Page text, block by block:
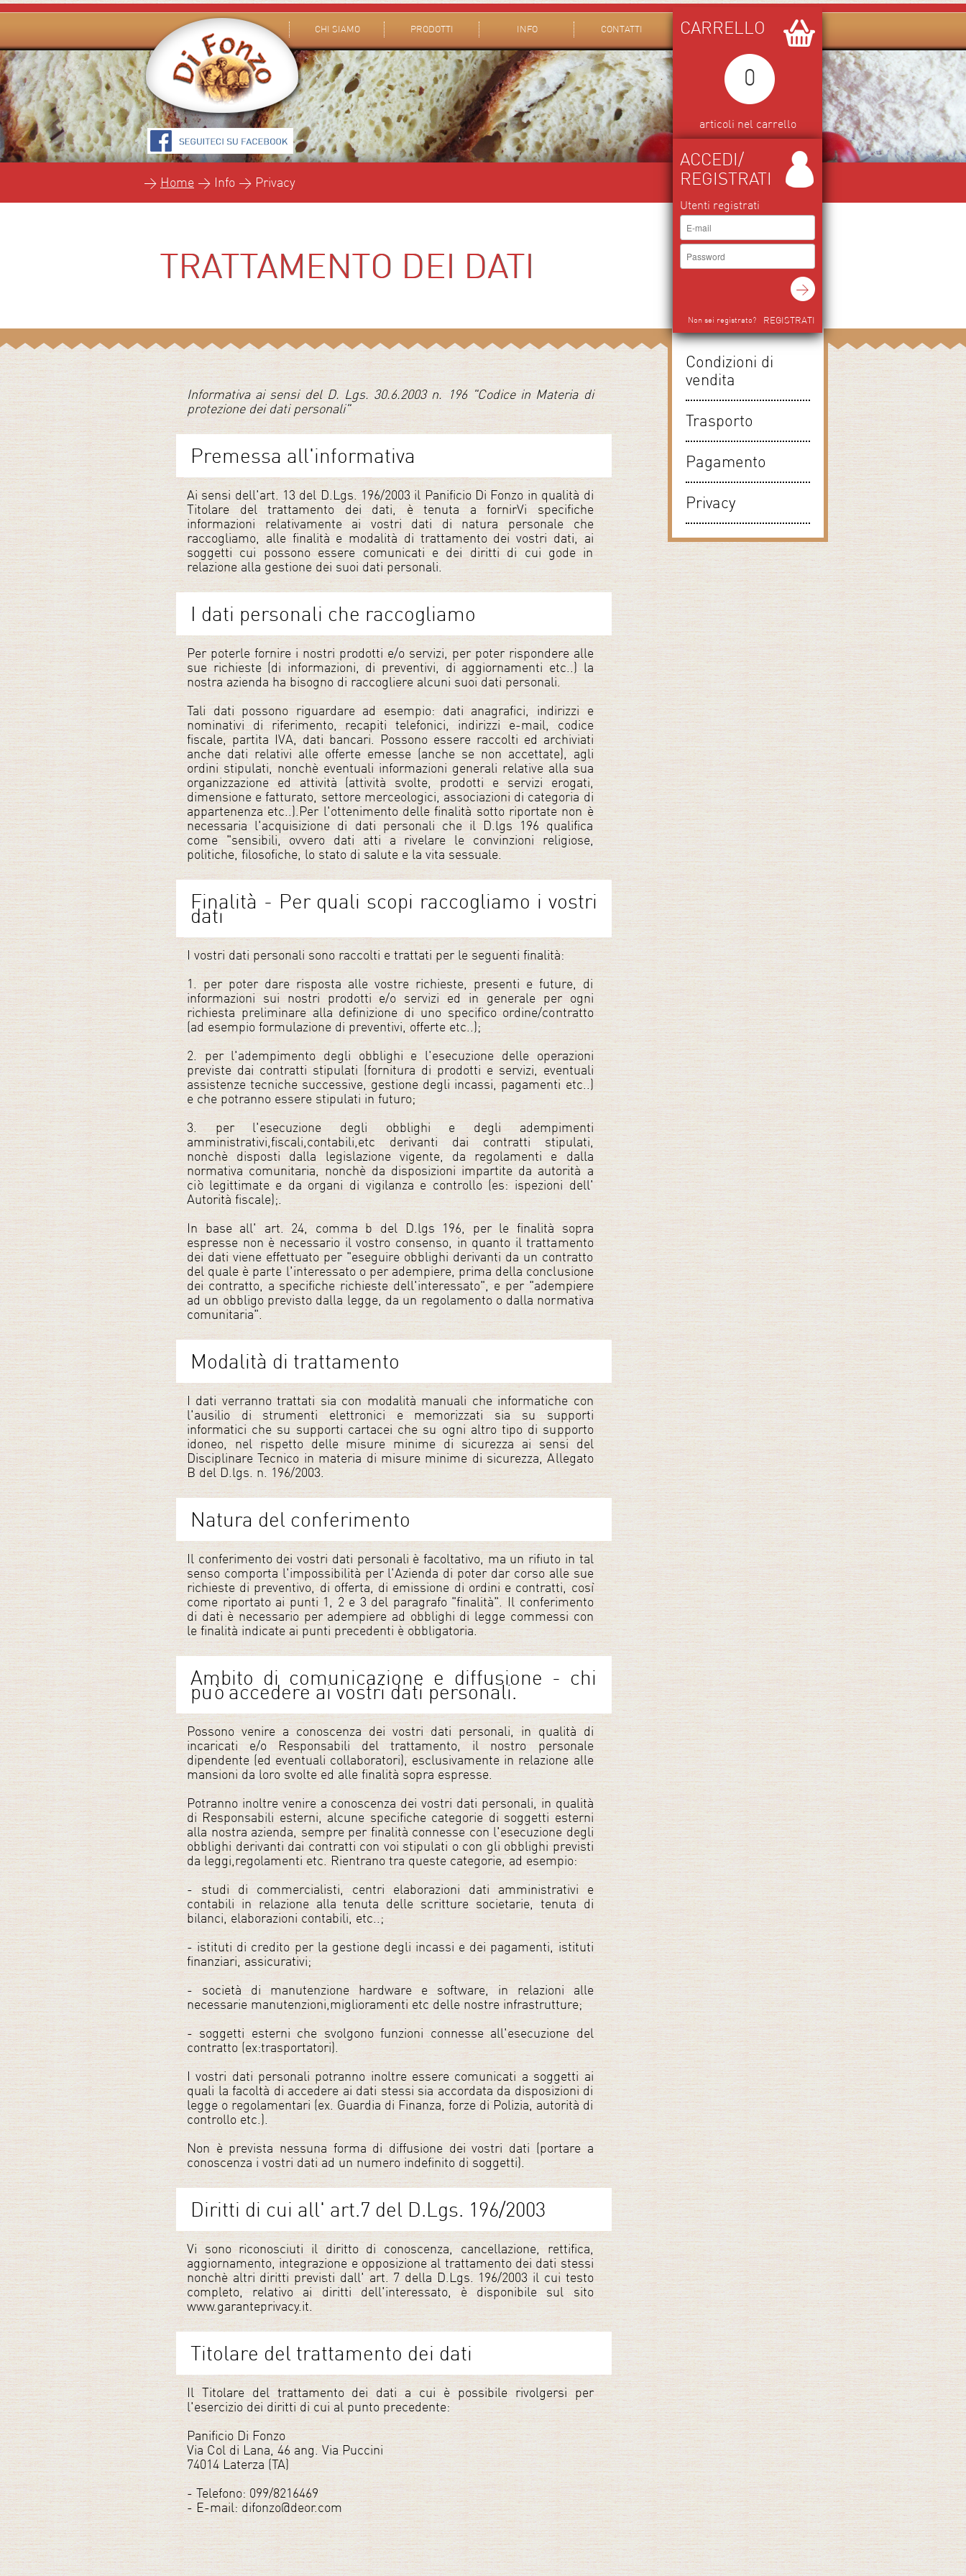
CHI SIAMO PRODOTTI INFO CONTATTI CARRELLO
0
articoli nel carrello
ACCEDI/
REGISTRATI
Utenti registrati
Non sei registrato? REGISTRATI
> Home > Info > Privacy
TRATTAMENTO DEI DATI
Informativa ai sensi del D. Lgs. 30.6.2003 n. 196 "Codice in Materia di
protezione dei dati personali"
Premessa all'informativa
Ai sensi dell'art. 13 del D.Lgs. 196/2003 il Panificio Di Fonzo in qualità di
Titolare del trattamento dei dati, è tenuta a fornirVi specifiche
informazioni relativamente ai vostri dati di natura personale che
raccogliamo, alle finalità e modalità di trattamento dei vostri dati, ai
soggetti cui possono essere comunicati e dei diritti di cui gode in
relazione alla gestione dei suoi dati personali.
I dati personali che raccogliamo
Per poterle fornire i nostri prodotti e/o servizi, per poter rispondere alle
sue richieste (di informazioni, di preventivi, di aggiornamenti etc..) la
nostra azienda ha bisogno di raccogliere alcuni suoi dati personali.
Tali dati possono riguardare ad esempio: dati anagrafici, indirizzi e
nominativi di riferimento, recapiti telefonici, indirizzi e-mail, codice
fiscale, partita IVA, dati bancari. Possono essere raccolti ed archiviati
anche dati relativi alle offerte emesse (anche se non accettate), agli
ordini stipulati, nonchè eventuali informazioni generali relative alla sua
organizzazione ed attività (attività svolte, prodotti e servizi erogati,
dimensione e fatturato, settore merceologici, associazioni di categoria di
appartenenza etc..).Per l'ottenimento delle finalità sotto riportate non è
necessaria l'acquisizione di dati personali che il D.lgs 196 qualifica
come "sensibili, ovvero dati atti a rivelare le convinzioni religiose,
politiche, filosofiche, lo stato di salute e la vita sessuale.
Finalità - Per quali scopi raccogliamo i vostri
dati
I vostri dati personali sono raccolti e trattati per le seguenti finalità:
1. per poter dare risposta alle vostre richieste, presenti e future, di
informazioni sui nostri prodotti e/o servizi ed in generale per ogni
richiesta preliminare alla definizione di uno specifico ordine/contratto
(ad esempio formulazione di preventivi, offerte etc..);
2. per l'adempimento degli obblighi e l'esecuzione delle operazioni
previste dai contratti stipulati (fornitura di prodotti e servizi, eventuali
assistenze tecniche successive, gestione degli incassi, pagamenti etc..)
e che potranno essere stipulati in futuro;
3. per l'esecuzione degli obblighi e degli adempimenti
amministrativi,fiscali,contabili,etc derivanti dai contratti stipulati,
nonchè disposti dalla legislazione vigente, da regolamenti e dalla
normativa comunitaria, nonchè da disposizioni impartite da autorità a
ciò legittimate e da organi di vigilanza e controllo (es: ispezioni dell'
Autorità fiscale);.
In base all' art. 24, comma b del D.lgs 196, per le finalità sopra
espresse non è necessario il vostro consenso, in quanto il trattamento
dei dati viene effettuato per "eseguire obblighi derivanti da un contratto
del quale è parte l'interessato o per adempiere, prima della conclusione
dei contratto, a specifiche richieste dell'interessato", e per "adempiere
ad un obbligo previsto dalla legge, da un regolamento o dalla normativa
comunitaria".
Modalità di trattamento
I dati verranno trattati sia con modalità manuali che informatiche con
l'ausilio di strumenti elettronici e memorizzati sia su supporti
informatici che su supporti cartacei che su ogni altro tipo di supporto
idoneo, nel rispetto delle misure minime di sicurezza ai sensi del
Disciplinare Tecnico in materia di misure minime di sicurezza, Allegato
B del D.lgs. n. 196/2003.
Natura del conferimento
Il conferimento dei vostri dati personali è facoltativo, ma un rifiuto in tal
senso comporta l'impossibilità per l'Azienda di poter dar corso alle sue
richieste di preventivo, di offerta, di emissione di ordini e contratti, così
come riportato ai punti 1, 2 e 3 del paragrafo "finalità". Il conferimento
di dati è necessario per adempiere ad obblighi di legge commessi con
le finalità indicate ai punti precedenti è obbligatoria.
Ambito di comunicazione e diffusione - chi
può accedere ai vostri dati personali.
Possono venire a conoscenza dei vostri dati personali, in qualità di
incaricati e/o Responsabili del trattamento, il nostro personale
dipendente (ed eventuali collaboratori), esclusivamente in relazione alle
mansioni da loro svolte ed alle finalità sopra espresse.
Potranno inoltre venire a conoscenza dei vostri dati personali, in qualità
di Responsabili esterni, alcune specifiche categorie di soggetti esterni
alla nostra azienda, sempre per finalità connesse con l'esecuzione degli
obblighi derivanti dai contratti con voi stipulati o con gli obblighi previsti
da leggi,regolamenti etc. Rientrano tra queste categorie, ad esempio:
- studi di commercialisti, centri elaborazioni dati amministrativi e
contabili in relazione alla tenuta delle scritture societarie, tenuta di
bilanci, elaborazioni contabili, etc..;
- istituti di credito per la gestione degli incassi e dei pagamenti, istituti
finanziari, assicurativi;
- società di manutenzione hardware e software, in relazioni alle
necessarie manutenzioni,miglioramenti etc delle nostre infrastrutture;
- soggetti esterni che svolgono funzioni connesse all'esecuzione del
contratto (ex:trasportatori).
I vostri dati personali potranno inoltre essere comunicati a soggetti ai
quali la facoltà di accedere ai dati stessi sia accordata da disposizioni di
legge o regolamentari (ex. Guardia di Finanza, forze di Polizia, autorità di
controllo etc.).
Non è prevista nessuna forma di diffusione dei vostri dati (portare a
conoscenza i vostri dati ad un numero indefinito di soggetti).
Diritti di cui all' art.7 del D.Lgs. 196/2003
Vi sono riconosciuti il diritto di conoscenza, cancellazione, rettifica,
aggiornamento, integrazione e opposizione al trattamento dei dati stessi
nonchè altri diritti previsti dall' art. 7 della D.Lgs. 196/2003 il cui testo
completo, relativo ai diritti dell'interessato, è disponibile sul sito
www.garanteprivacy.it.
Titolare del trattamento dei dati
Il Titolare del trattamento dei dati a cui è possibile rivolgersi per
l'esercizio dei diritti di cui al punto precedente:
Panificio Di Fonzo
Via Col di Lana, 46 ang. Via Puccini
74014 Laterza (TA)
- Telefono: 099/8216469
- E-mail: difonzo@deor.com
Condizioni di
vendita
Trasporto
Pagamento
Privacy